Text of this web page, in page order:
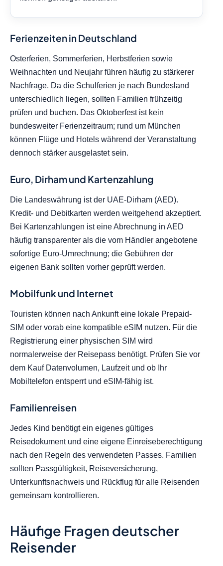
Ferienzeiten in Deutschland
Osterferien, Sommerferien, Herbstferien sowie
Weihnachten und Neujahr führen häufig zu stärkerer
Nachfrage. Da die Schulferien je nach Bundesland
unterschiedlich liegen, sollten Familien frühzeitig
prüfen und buchen. Das Oktoberfest ist kein
bundesweiter Ferienzeitraum; rund um München
können Flüge und Hotels während der Veranstaltung
dennoch stärker ausgelastet sein.
Euro, Dirham und Kartenzahlung
Die Landeswährung ist der UAE-Dirham (AED).
Kredit- und Debitkarten werden weitgehend akzeptiert.
Bei Kartenzahlungen ist eine Abrechnung in AED
häufig transparenter als die vom Händler angebotene
sofortige Euro-Umrechnung; die Gebühren der
eigenen Bank sollten vorher geprüft werden.
Mobilfunk und Internet
Touristen können nach Ankunft eine lokale Prepaid-
SIM oder vorab eine kompatible eSIM nutzen. Für die
Registrierung einer physischen SIM wird
normalerweise der Reisepass benötigt. Prüfen Sie vor
dem Kauf Datenvolumen, Laufzeit und ob Ihr
Mobiltelefon entsperrt und eSIM-fähig ist.
Familienreisen
Jedes Kind benötigt ein eigenes gültiges
Reisedokument und eine eigene Einreiseberechtigung
nach den Regeln des verwendeten Passes. Familien
sollten Passgültigkeit, Reiseversicherung,
Unterkunftsnachweis und Rückflug für alle Reisenden
gemeinsam kontrollieren.
Häufige Fragen deutscher
Reisender